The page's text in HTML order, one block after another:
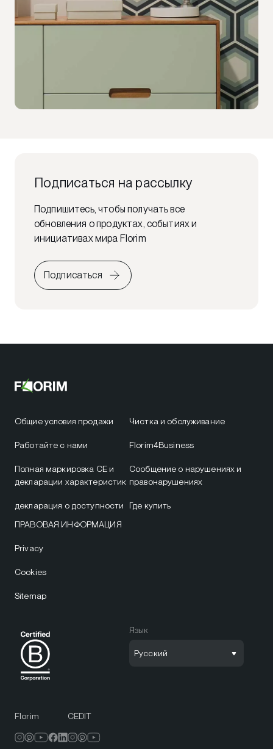
Подписаться на рассылку
Подпишитесь, чтобы получать все
обновления о продуктах, событиях и
инициативах мира Florim
Подписаться
Общие условия продажи
Работайте с нами
Полная маркировка CE и
декларации характеристик
декларация о доступности
Чистка и обслуживание
Florim4Business
Сообщение о нарушениях и
правонарушениях
Где купить
ПРАВОВАЯ ИНФОРМАЦИЯ
Privacy
Cookies
Sitemap
Язык
Русский
Florim CEDIT